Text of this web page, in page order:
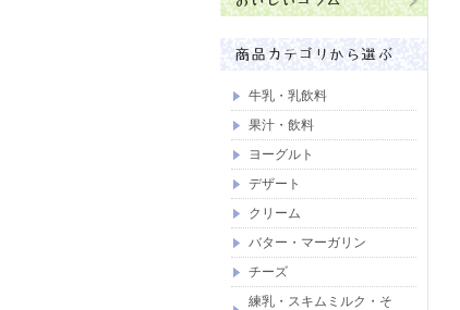
牛乳・乳飲料
果汁・飲料
ヨーグルト
デザート
クリーム
バター・マーガリン
チーズ
練乳・スキムミルク・そ